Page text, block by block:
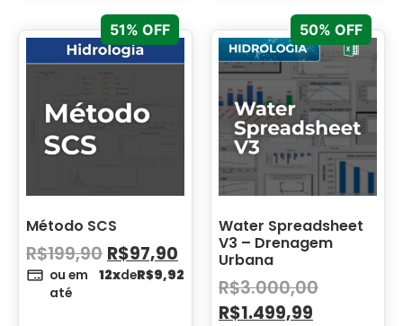
51% OFF
Método SCS
R$199,90 R$97,90
ou em
até
12xdeR$9,92
50% OFF
Water Spreadsheet
V3 – Drenagem
Urbana
R$3.000,00
R$1.499,99